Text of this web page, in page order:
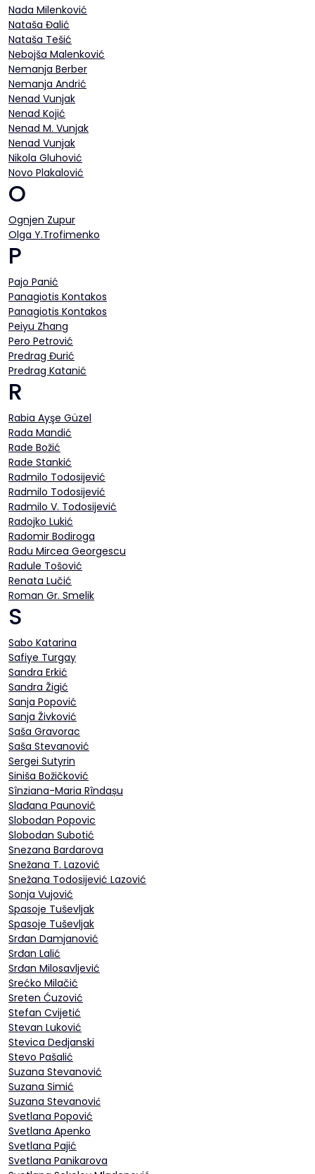
Nada Milenković
Nataša Đalić
Nataša Tešić
Nebojša Malenković
Nemanja Berber
Nemanja Andrić
Nenad Vunjak
Nenad Kojić
Nenad M. Vunjak
Nenad Vunjak
Nikola Gluhović
Novo Plakalović
O
Ognjen Zupur
Olga Y.Trofimenko
P
Pajo Panić
Panagiotis Kontakos
Panagiotis Kontakos
Peiyu Zhang
Pero Petrović
Predrag Đurić
Predrag Katanić
R
Rabia Ayşe Güzel
Rada Mandić
Rade Božić
Rade Stankić
Radmilo Todosijević
Radmilo Todosijević
Radmilo V. Todosijević
Radojko Lukić
Radomir Bodiroga
Radu Mircea Georgescu
Radule Tošović
Renata Lučić
Roman Gr. Smelik
S
Sabo Katarina
Safiye Turgay
Sandra Erkić
Sandra Žigić
Sanja Popović
Sanja Živković
Saša Gravorac
Saša Stevanović
Sergei Sutyrin
Siniša Božičković
Sînziana-Maria Rîndașu
Slađana Paunović
Slobodan Popovic
Slobodan Subotić
Snezana Bardarova
Snežana T. Lazović
Snežana Todosijević Lazović
Sonja Vujović
Spasoje Tuševljak
Spasoje Tuševljak
Srđan Damjanović
Srđan Lalić
Srđan Milosavljević
Srećko Milačić
Sreten Ćuzović
Stefan Cvijetić
Stevan Luković
Stevica Dedjanski
Stevo Pašalić
Suzana Stevanović
Suzana Simić
Suzana Stevanović
Svetlana Popović
Svetlana Apenko
Svetlana Pajić
Svetlana Panikarova